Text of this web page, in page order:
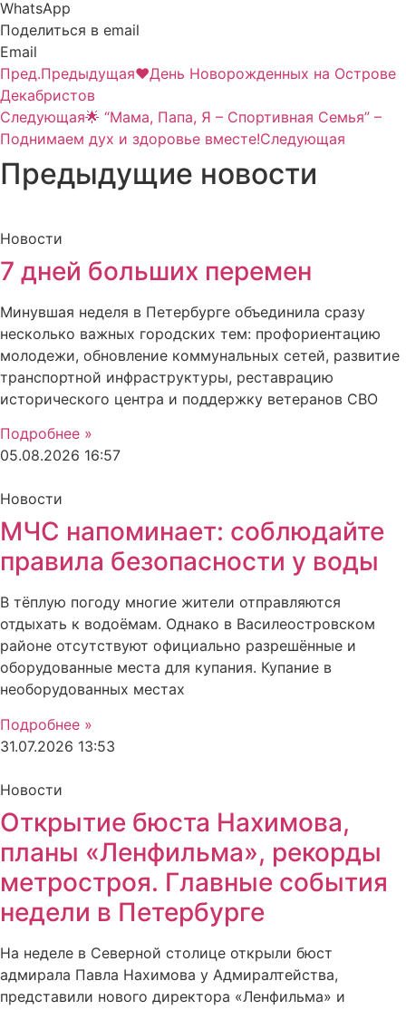
WhatsApp
Поделиться в email
Email
Пред.Предыдущая❤День Новорожденных на Острове
Декабристов
Следующая🌟 “Мама, Папа, Я – Спортивная Семья” –
Поднимаем дух и здоровье вместе!Следующая
Предыдущие новости
Новости
7 дней больших перемен
Минувшая неделя в Петербурге объединила сразу
несколько важных городских тем: профориентацию
молодежи, обновление коммунальных сетей, развитие
транспортной инфраструктуры, реставрацию
исторического центра и поддержку ветеранов СВО
Подробнее »
05.08.2026 16:57
Новости
МЧС напоминает: соблюдайте
правила безопасности у воды
В тёплую погоду многие жители отправляются
отдыхать к водоёмам. Однако в Василеостровском
районе отсутствуют официально разрешённые и
оборудованные места для купания. Купание в
необорудованных местах
Подробнее »
31.07.2026 13:53
Новости
Открытие бюста Нахимова,
планы «Ленфильма», рекорды
метростроя. Главные события
недели в Петербурге
На неделе в Северной столице открыли бюст
адмирала Павла Нахимова у Адмиралтейства,
представили нового директора «Ленфильма» и